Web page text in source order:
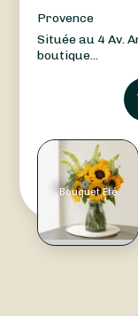
Provence
Située au 4 Av.
boutique...
Bouquet Été